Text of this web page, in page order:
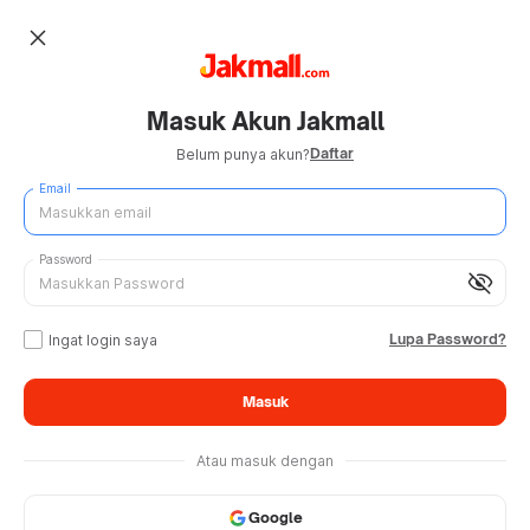
close
Masuk Akun Jakmall
Belum punya akun?Daftar
Email
visibility_off
Password
Ingat login saya Lupa Password?
Masuk
Atau masuk dengan
Google